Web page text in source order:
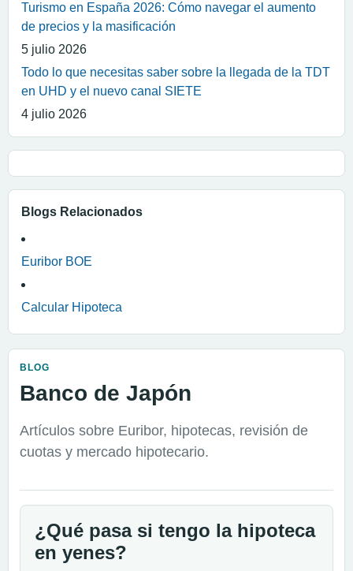
Turismo en España 2026: Cómo navegar el aumento
de precios y la masificación
5 julio 2026
Todo lo que necesitas saber sobre la llegada de la TDT
en UHD y el nuevo canal SIETE
4 julio 2026
Blogs Relacionados
Euribor BOE
Calcular Hipoteca
BLOG
Banco de Japón
Artículos sobre Euribor, hipotecas, revisión de
cuotas y mercado hipotecario.
¿Qué pasa si tengo la hipoteca
en yenes?